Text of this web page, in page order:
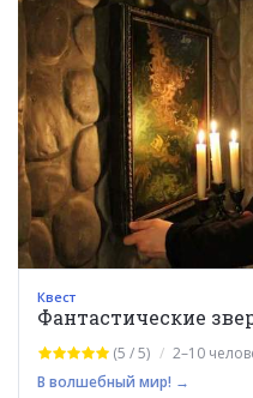
Квест
Фантастические
(5 / 5) 2–10
В волшебный мир! →